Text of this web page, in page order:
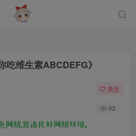
吃维生素ABCDEFG》
关注
93